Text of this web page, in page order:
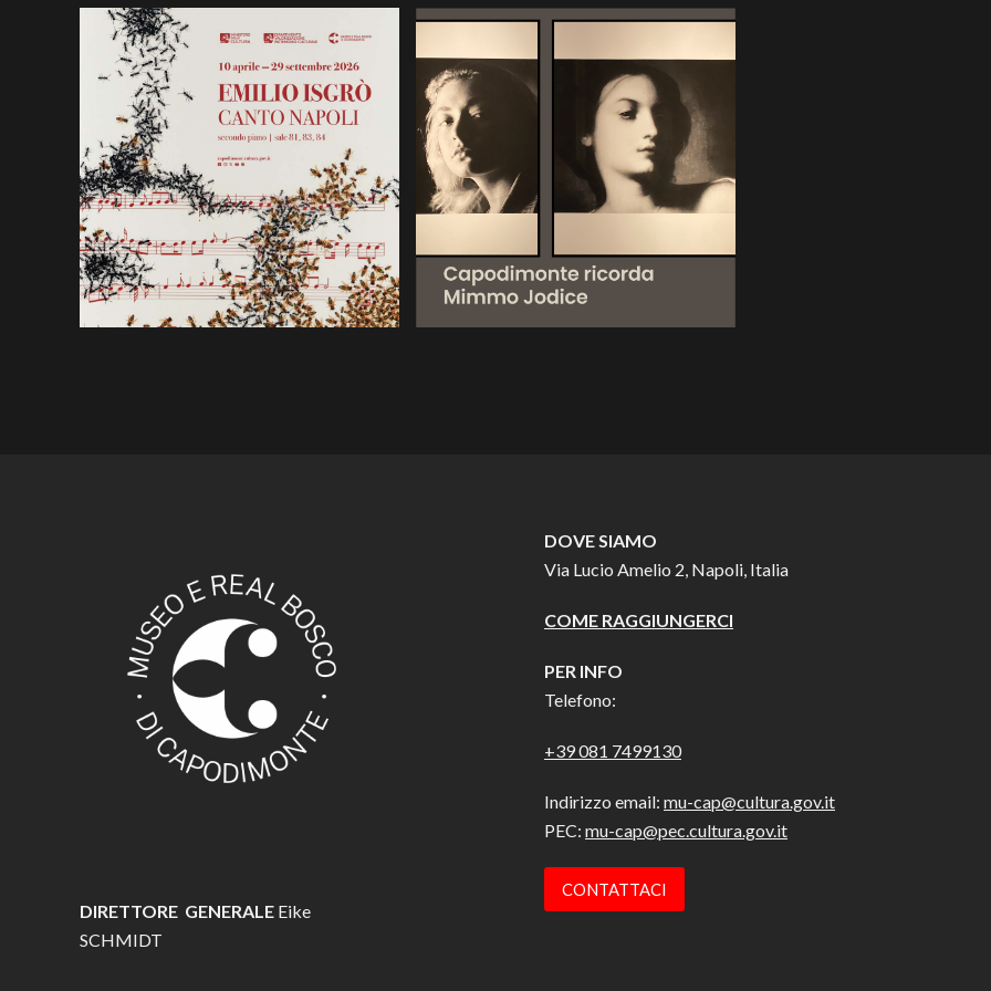
DIRETTORE GENERALE Eike
SCHMIDT
DOVE SIAMO
Via Lucio Amelio 2, Napoli, Italia
COME RAGGIUNGERCI
PER INFO
Telefono:
+39 081 7499130
Indirizzo email: mu-cap@cultura.gov.it
PEC: mu-cap@pec.cultura.gov.it
CONTATTACI